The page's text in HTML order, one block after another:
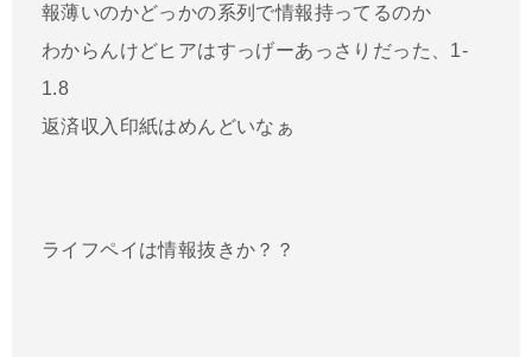
報薄いのかどっかの系列で情報持ってるのか
わからんけどヒアはすっげーあっさりだった、1-
1.8
返済収入印紙はめんどいなぁ
ライフペイは情報抜きか？？